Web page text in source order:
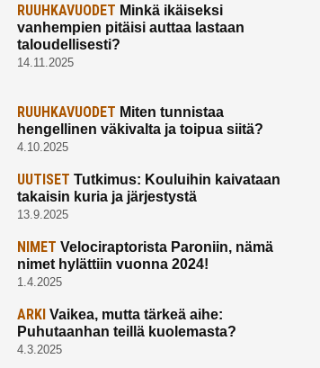
RUUHKAVUODET Minkä ikäiseksi
vanhempien pitäisi auttaa lastaan
taloudellisesti?
14.11.2025
RUUHKAVUODET Miten tunnistaa
hengellinen väkivalta ja toipua siitä?
4.10.2025
UUTISET Tutkimus: Kouluihin kaivataan
takaisin kuria ja järjestystä
13.9.2025
NIMET Velociraptorista Paroniin, nämä
nimet hylättiin vuonna 2024!
1.4.2025
ARKI Vaikea, mutta tärkeä aihe:
Puhutaanhan teillä kuolemasta?
4.3.2025